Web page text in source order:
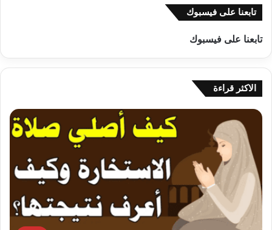
تابعنا على فيسبوك
تابعنا على فيسبوك
الاكثر قراءة